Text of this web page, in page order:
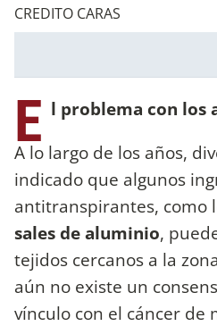
CREDITO CARAS
E l problema con los
A lo largo de los años,
indicado que algunos
antitranspirantes, como
sales de aluminio,
tejidos cercanos a la
aún no existe un
vínculo con el cáncer de